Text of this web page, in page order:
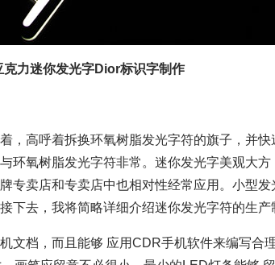
克力迷你发光字Dior标识字制作
，高呼着拆换环氧树脂发光字符的旗子，并快
环氧树脂发光字符非常。迷你发光字美观大
专卖店和专卖店中也相对性经常应用。小型发
下去，我将简略详细介绍迷你发光字符的生产
文档，而且能够 应用CDR手机软件来编写合